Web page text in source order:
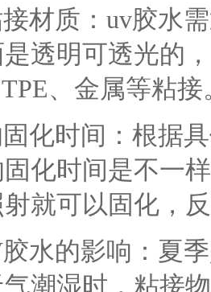
材质：uv胶水
透明可透光的
、金属等粘接
化时间：根据
化时间是不一
就可以固化，
水的影响：夏
潮湿时，粘接